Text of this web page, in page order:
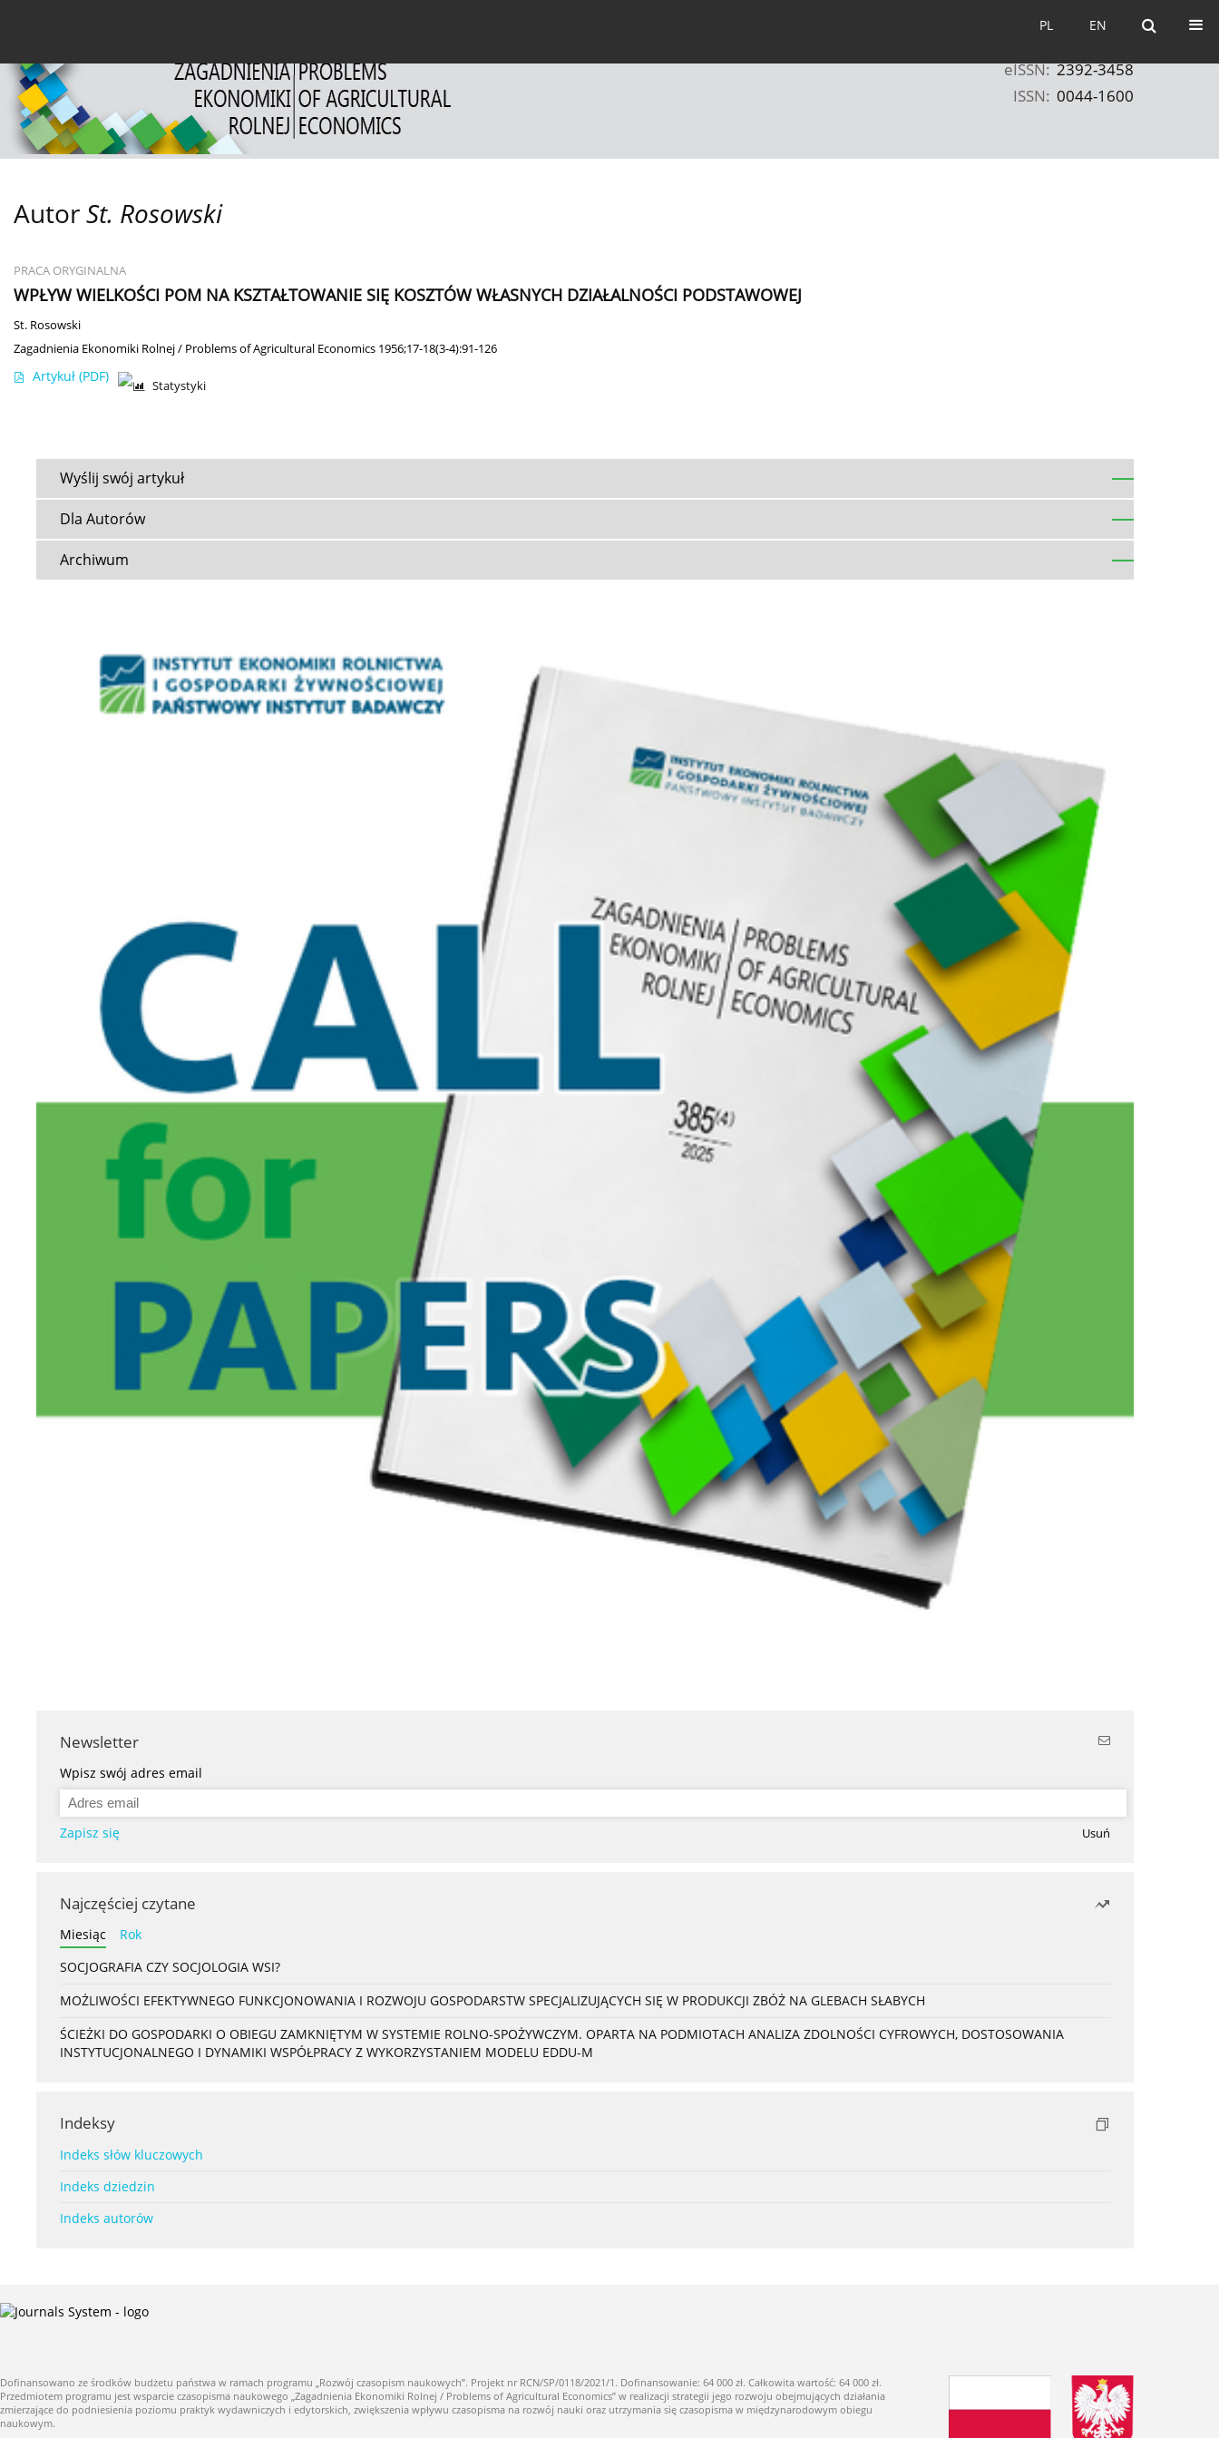
EN
PL EN
PL
eISSN: 2392-3458
ISSN: 0044-1600
AutorSt. Rosowski
PRACA ORYGINALNA
WPŁYW WIELKOŚCI POM NA KSZTAŁTOWANIE SIĘ KOSZTÓW WŁASNYCH DZIAŁALNOŚCI PODSTAWOWEJ
St. Rosowski
Zagadnienia Ekonomiki Rolnej / Problems of Agricultural Economics 1956;17-18(3-4):91-126
Artykuł (PDF)
Statystyki
Wyślij swój artykuł
Dla Autorów
Archiwum
Newsletter
Wpisz swój adres email
Zapisz się Usuń
Najczęściej czytane
Miesiąc
Rok
SOCJOGRAFIA CZY SOCJOLOGIA WSI?
MOŻLIWOŚCI EFEKTYWNEGO FUNKCJONOWANIA I ROZWOJU GOSPODARSTW SPECJALIZUJĄCYCH SIĘ W PRODUKCJI ZBÓŻ NA GLEBACH SŁABYCH
ŚCIEŻKI DO GOSPODARKI O OBIEGU ZAMKNIĘTYM W SYSTEMIE ROLNO-SPOŻYWCZYM. OPARTA NA PODMIOTACH ANALIZA ZDOLNOŚCI CYFROWYCH, DOSTOSOWANIA
INSTYTUCJONALNEGO I DYNAMIKI WSPÓŁPRACY Z WYKORZYSTANIEM MODELU EDDU-M
Indeksy
Indeks słów kluczowych
Indeks dziedzin
Indeks autorów
Dofinansowano ze środków budżetu państwa w ramach programu „Rozwój czasopism naukowych”. Projekt nr RCN/SP/0118/2021/1. Dofinansowanie: 64 000 zł. Całkowita wartość: 64 000 zł.
Przedmiotem programu jest wsparcie czasopisma naukowego „Zagadnienia Ekonomiki Rolnej / Problems of Agricultural Economics” w realizacji strategii jego rozwoju obejmujących działania
zmierzające do podniesienia poziomu praktyk wydawniczych i edytorskich, zwiększenia wpływu czasopisma na rozwój nauki oraz utrzymania się czasopisma w międzynarodowym obiegu
naukowym.